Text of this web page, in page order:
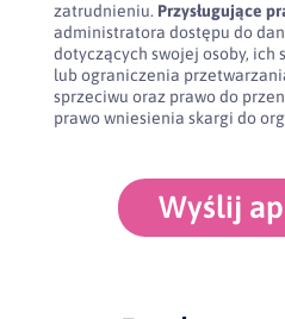
zatrudnieniu. Przysługujące
administratora dostępu do
dotyczących swojej osoby, ich
lub ograniczenia
sprzeciwu oraz prawo do
prawo wniesienia skargi do
Wyślij